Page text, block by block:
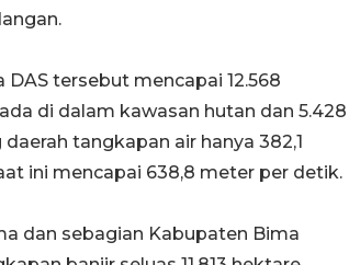
tersebut mencapai 12.568
di dalam kawasan hutan dan 5.428
tangkapan air hanya 382,1
ini mencapai 638,8 meter per detik.
dan sebagian Kabupaten Bima
Sinyal positif perekonomian